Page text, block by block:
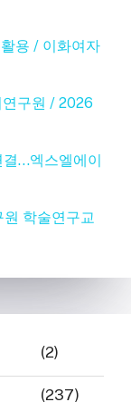
용 / 이화여자
연구원 / 2026
결…엑스엘에이
학술연구교
(2)
(237)